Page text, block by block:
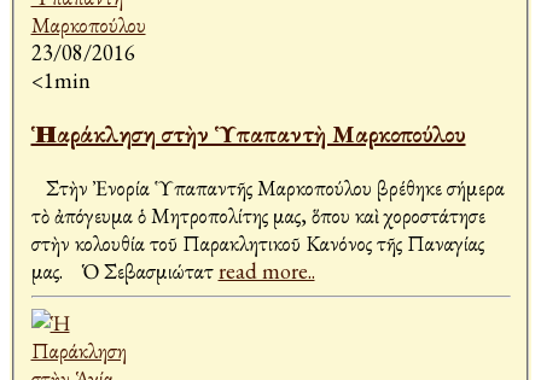
23/08/2016
<1min
Ἡ Παράκληση στὴν Ὑπαπαντὴ Μαρκοπούλου
Στὴν Ἐνορία Ὑπαπαντῆς Μαρκοπούλου βρέθηκε σήμερα
τὸ ἀπόγευμα ὁ Μητροπολίτης μας, ὅπου καὶ χοροστάτησε
στὴν Ἀκολουθία τοῦ Παρακλητικοῦ Κανόνος τῆς Παναγίας
μας. Ὁ Σεβασμιώτατread more..